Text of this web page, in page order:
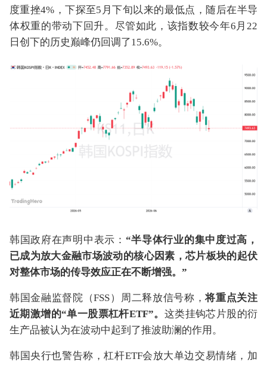
度重挫4%，下探至5月下旬以来的最低点，随后在半导
体权重的带动下回升。尽管如此，该指数较今年6月22
日创下的历史巅峰仍回调了15.6%。
韩国政府在声明中表示： “半导体行业的集中度过高，
已成为放大金融市场波动的核心因素，芯片板块的起伏
对整体市场的传导效应正在不断增强。”
韩国金融监督院（FSS）周二释放信号称，将重点关注
近期激增的“单一股票杠杆ETF”。 这类挂钩芯片股的衍
生产品被认为在波动中起到了推波助澜的作用。
韩国央行也警告称，杠杆ETF会放大单边交易情绪，加